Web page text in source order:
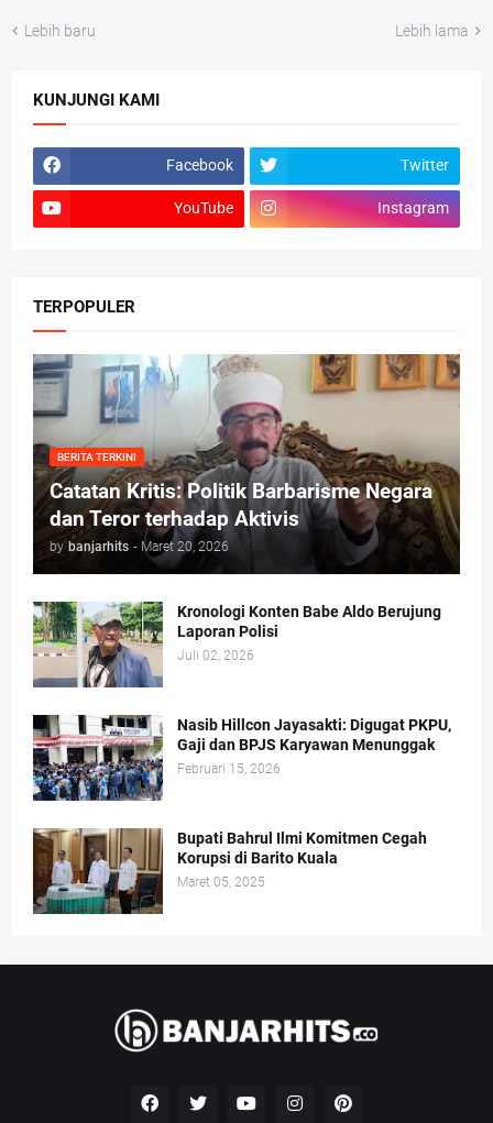
Lebih baru Lebih lama
KUNJUNGI KAMI
Facebook Twitter
YouTube Instagram
TERPOPULER
BERITA TERKINI
Catatan Kritis: Politik Barbarisme Negara
dan Teror terhadap Aktivis
by banjarhits - Maret 20, 2026
Kronologi Konten Babe Aldo Berujung
Laporan Polisi
Juli 02, 2026
Nasib Hillcon Jayasakti: Digugat PKPU,
Gaji dan BPJS Karyawan Menunggak
Februari 15, 2026
Bupati Bahrul Ilmi Komitmen Cegah
Korupsi di Barito Kuala
Maret 05, 2025